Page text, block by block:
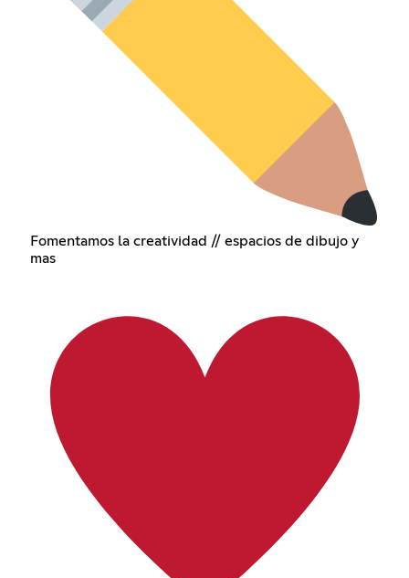
Fomentamos la creatividad // espacios de dibujo y
mas